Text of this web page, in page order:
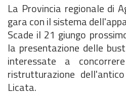
La Provincia regionale di
gara con il sistema
Scade il 21 giungo
la presentazione delle
interessate a
ristrutturazione
Licata.